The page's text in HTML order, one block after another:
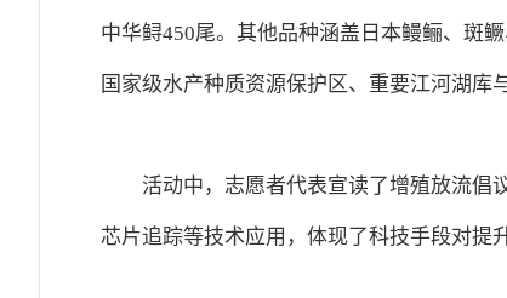
中华鲟450尾。其他品种涵盖日本鳗鲡、斑
国家级水产种质资源保护区、重要江河湖库
活动中，志愿者代表宣读了增殖放流倡
芯片追踪等技术应用，体现了科技手段对提